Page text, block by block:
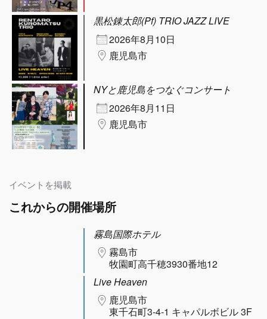
黒松錬太郎(Pf) TRIO JAZZ LIVE
2026年8月10日
鹿児島市
NYと鹿児島をつなぐコンサート
2026年8月11日
鹿児島市
イベントを掲載
これからの開催場所
霧島国際ホテル
霧島市
牧園町高千穂3930番地12
Live Heaven
鹿児島市
東千石町3-4-1 キャパルボビル 3F